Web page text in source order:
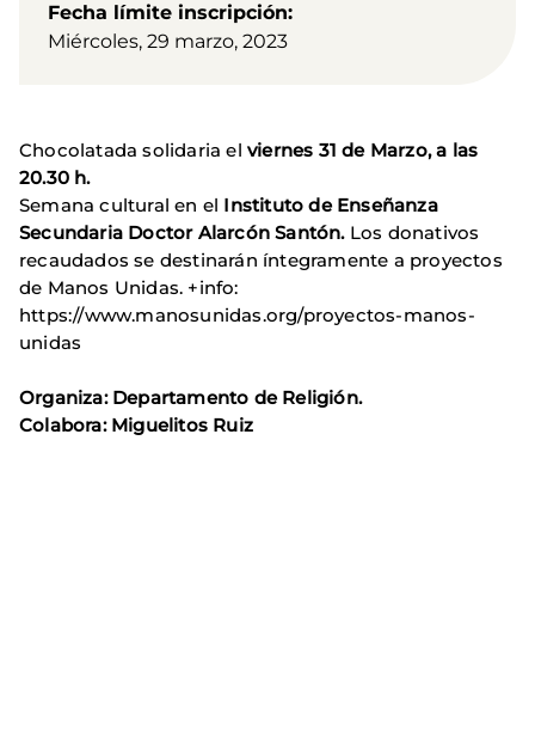
Fecha límite inscripción
Miércoles, 29 marzo, 2023
Chocolatada solidaria el viernes 31 de Marzo, a las
20.30 h.
Semana cultural en el Instituto de Enseñanza
Secundaria Doctor Alarcón Santón. Los donativos
recaudados se destinarán íntegramente a proyectos
de Manos Unidas. +info:
https://www.manosunidas.org/proyectos-manos-
unidas
Organiza: Departamento de Religión.
Colabora: Miguelitos Ruiz